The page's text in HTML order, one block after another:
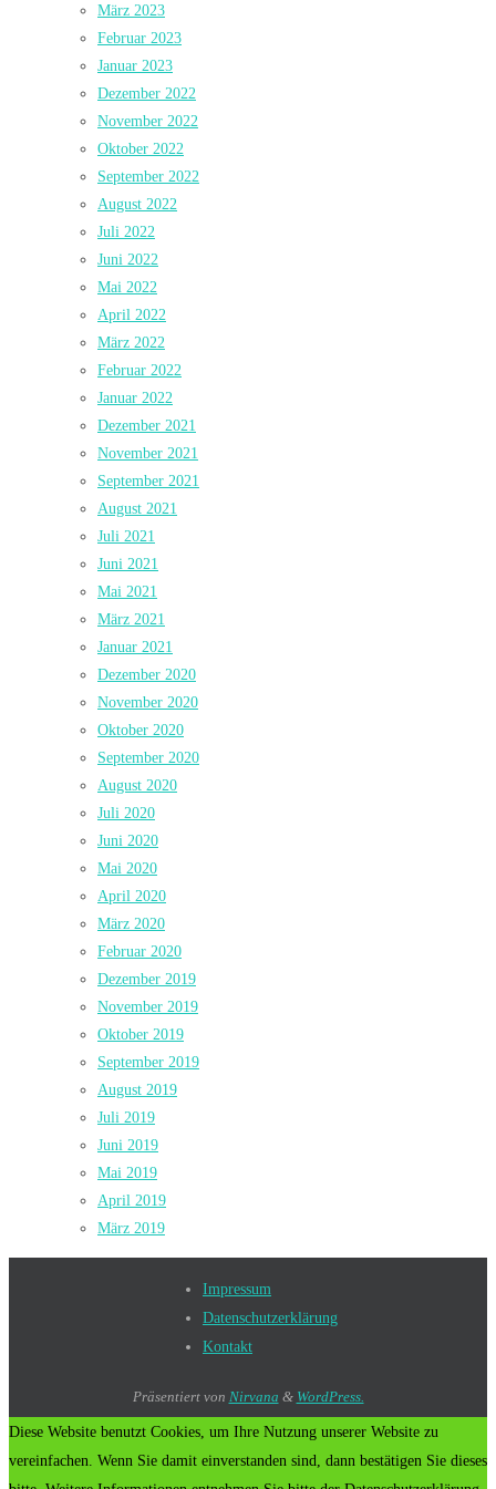
März 2023
Februar 2023
Januar 2023
Dezember 2022
November 2022
Oktober 2022
September 2022
August 2022
Juli 2022
Juni 2022
Mai 2022
April 2022
März 2022
Februar 2022
Januar 2022
Dezember 2021
November 2021
September 2021
August 2021
Juli 2021
Juni 2021
Mai 2021
März 2021
Januar 2021
Dezember 2020
November 2020
Oktober 2020
September 2020
August 2020
Juli 2020
Juni 2020
Mai 2020
April 2020
März 2020
Februar 2020
Dezember 2019
November 2019
Oktober 2019
September 2019
August 2019
Juli 2019
Juni 2019
Mai 2019
April 2019
März 2019
Impressum
Datenschutzerklärung
Kontakt
Präsentiert von Nirvana & WordPress.
Diese Website benutzt Cookies, um Ihre Nutzung unserer Website zu
vereinfachen. Wenn Sie damit einverstanden sind, dann bestätigen Sie dieses